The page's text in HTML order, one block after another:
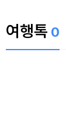
여행톡 0